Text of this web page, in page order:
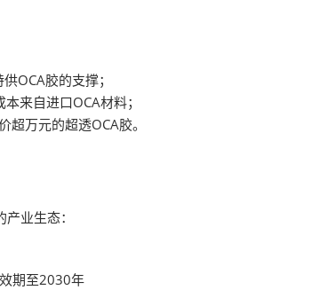
OCA胶的支撑；
来自进口OCA材料；
万元的超透OCA胶。
产业生态：
期至2030年